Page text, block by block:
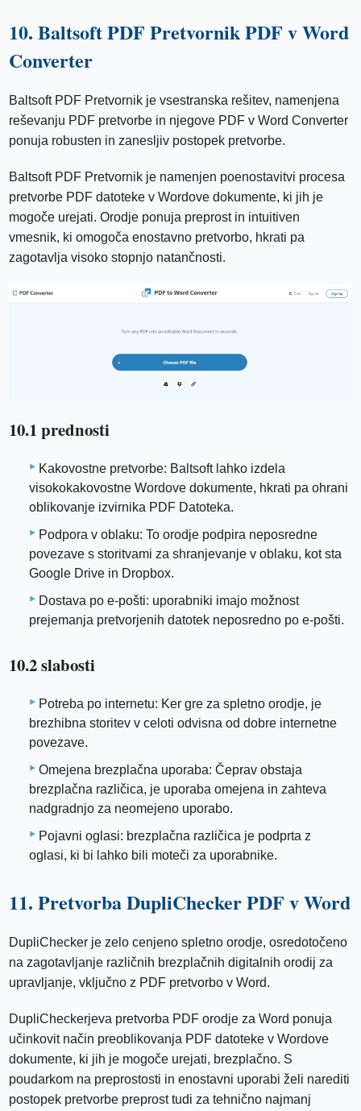
10. Baltsoft PDF Pretvornik PDF v Word
Converter
Baltsoft PDF Pretvornik je vsestranska rešitev, namenjena
reševanju PDF pretvorbe in njegove PDF v Word Converter
ponuja robusten in zanesljiv postopek pretvorbe.
Baltsoft PDF Pretvornik je namenjen poenostavitvi procesa
pretvorbe PDF datoteke v Wordove dokumente, ki jih je
mogoče urejati. Orodje ponuja preprost in intuitiven
vmesnik, ki omogoča enostavno pretvorbo, hkrati pa
zagotavlja visoko stopnjo natančnosti.
10.1 prednosti
Kakovostne pretvorbe: Baltsoft lahko izdela
visokokakovostne Wordove dokumente, hkrati pa ohrani
oblikovanje izvirnika PDF Datoteka.
Podpora v oblaku: To orodje podpira neposredne
povezave s storitvami za shranjevanje v oblaku, kot sta
Google Drive in Dropbox.
Dostava po e-pošti: uporabniki imajo možnost
prejemanja pretvorjenih datotek neposredno po e-pošti.
10.2 slabosti
Potreba po internetu: Ker gre za spletno orodje, je
brezhibna storitev v celoti odvisna od dobre internetne
povezave.
Omejena brezplačna uporaba: Čeprav obstaja
brezplačna različica, je uporaba omejena in zahteva
nadgradnjo za neomejeno uporabo.
Pojavni oglasi: brezplačna različica je podprta z
oglasi, ki bi lahko bili moteči za uporabnike.
11. Pretvorba DupliChecker PDF v Word
DupliChecker je zelo cenjeno spletno orodje, osredotočeno
na zagotavljanje različnih brezplačnih digitalnih orodij za
upravljanje, vključno z PDF pretvorbo v Word.
DupliCheckerjeva pretvorba PDF orodje za Word ponuja
učinkovit način preoblikovanja PDF datoteke v Wordove
dokumente, ki jih je mogoče urejati, brezplačno. S
poudarkom na preprostosti in enostavni uporabi želi narediti
postopek pretvorbe preprost tudi za tehnično najmanj